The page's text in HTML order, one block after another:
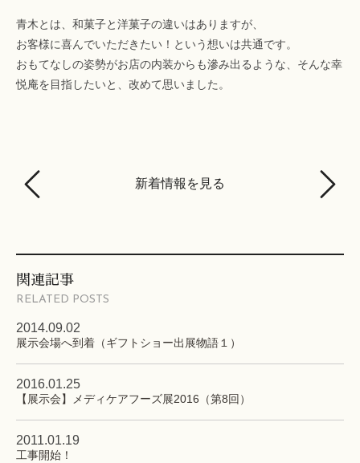
青木とは、和菓子と洋菓子の違いはありますが、
お客様に喜んでいただきたい！という想いは共通です。
おもてなしの姿勢がお店の内装からも滲み出るような、そんな幸
悦庵を目指したいと、改めて思いました。
新着情報を見る
関連記事
RELATED POSTS
2014.09.02
展示会場へ到着（ギフトショー出展物語１）
2016.01.25
【展示会】メディケアフーズ展2016（第8回）
2011.01.19
工事開始！